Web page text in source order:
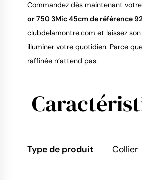
Commandez dès maintenant votre
or 750 3Mic 45cm de référence
clubdelamontre.com et laissez
illuminer votre quotidien. Parce
raffinée n’attend pas.
Type de produit Collier